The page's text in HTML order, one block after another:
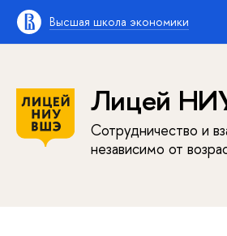
Высшая школа экономики
Лицей
Сотрудничество и
независимо от